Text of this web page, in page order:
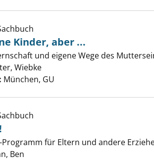
Ich liebe meine Kinder, aber ... anzeigen
Kinder, aber ...
und eigene Wege des
Wiebke
München, GU
Gut gemacht! anzeigen
Programm für Eltern und andere
Ben